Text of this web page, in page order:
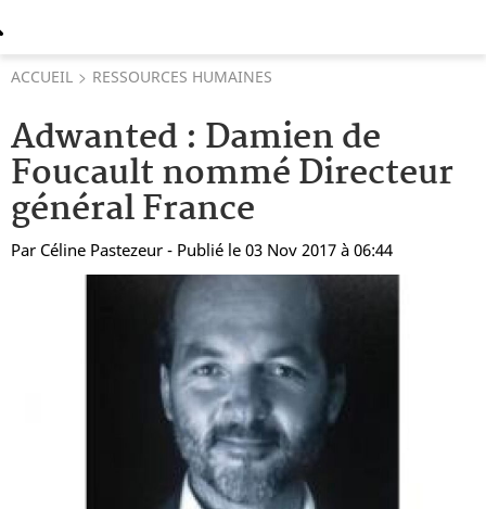
ACCUEIL RESSOURCES HUMAINES
Adwanted : Damien de
Foucault nommé Directeur
général France
Par Céline Pastezeur - Publié le 03 Nov 2017 à 06:44